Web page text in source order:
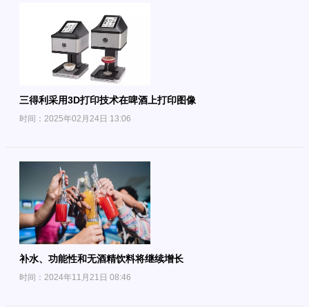
三得利采用3D打印技术在啤酒上打印图像
时间：2025年02月24日 13:06
补水、功能性和无酒精饮料将继续增长
时间：2024年11月21日 08:46